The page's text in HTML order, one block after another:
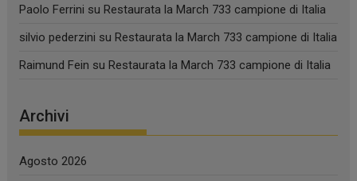
Paolo Ferrini suRestaurata la March 733 campione di Italia
silvio pederzini suRestaurata la March 733 campione di Italia
Raimund Fein suRestaurata la March 733 campione di Italia
Archivi
Agosto 2026